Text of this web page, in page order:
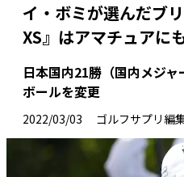
イ・ボミが選んだブ
XS』はアマチュアに
日本国内21勝（国内メジ
ボールを変更
2022/03/03 ゴルフサプリ